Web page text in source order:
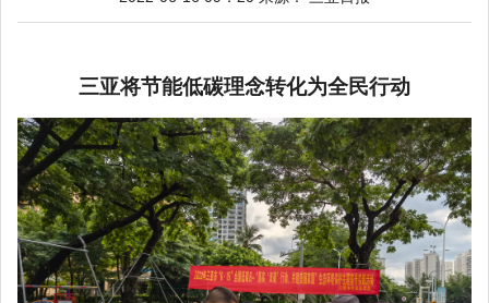
三亚将节能低碳理念转化为全民行动